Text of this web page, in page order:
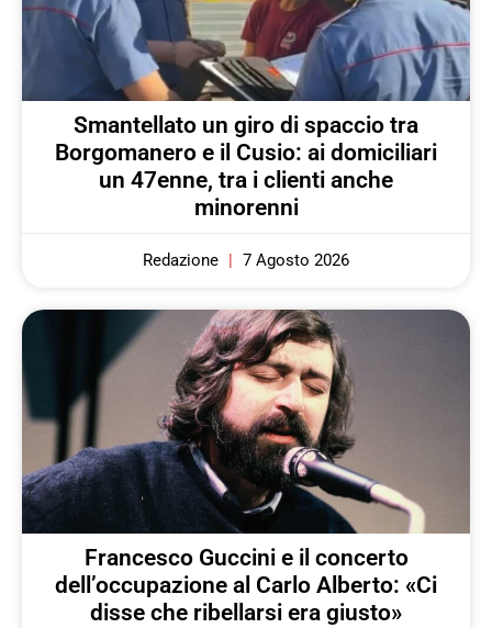
Smantellato un giro di spaccio tra
Borgomanero e il Cusio: ai domiciliari
un 47enne, tra i clienti anche
minorenni
Redazione 7 Agosto 2026
Francesco Guccini e il concerto
dell’occupazione al Carlo Alberto: «Ci
disse che ribellarsi era giusto»